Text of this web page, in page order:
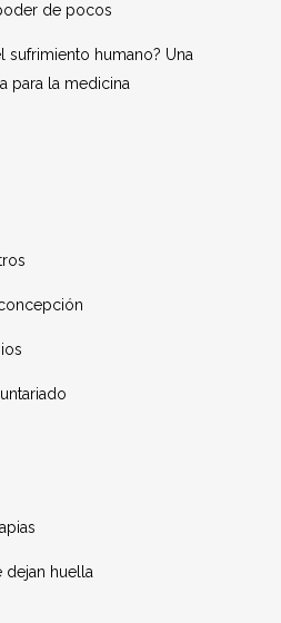
de pocos
sufrimiento humano? Una
para la medicina
dejan huella